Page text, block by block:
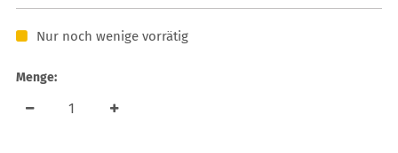
Nur noch wenige vorrätig
Menge: